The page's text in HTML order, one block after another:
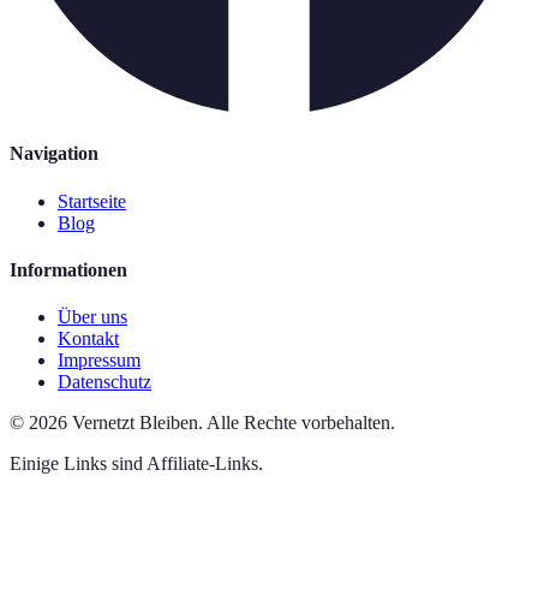
Navigation
Startseite
Blog
Informationen
Über uns
Kontakt
Impressum
Datenschutz
© 2026 Vernetzt Bleiben. Alle Rechte vorbehalten.
Einige Links sind Affiliate-Links.